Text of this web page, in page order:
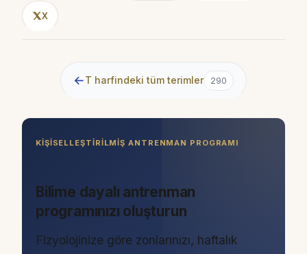
X
←T harfindeki tüm terimler 290
KIŞISELLEŞTIRILMIŞ ANTRENMAN PROGRAMI
Bilime dayalı antrenman
programınızı oluşturun
Fizyolojinize göre zonlarınızı, haftalık